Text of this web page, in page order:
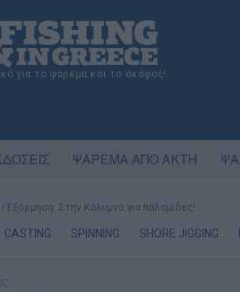
για το ψάρεμα και το σκάφος!
ΨΑΡΕΜΑ ΑΠΟ ΑΚΤΗ
/ Eξόρμηση: Στην Κάλυμνο για παλαμίδες!
CASTING SPINNING SHORE JIGGING